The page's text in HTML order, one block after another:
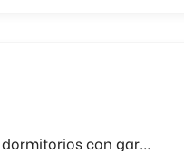
Apartamento en venta 2 dormitorios con garaje!!